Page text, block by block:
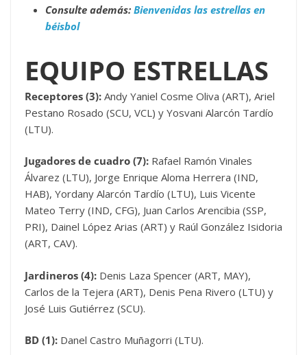
Consulte además: Bienvenidas las estrellas en
béisbol
EQUIPO ESTRELLAS
Receptores (3): Andy Yaniel Cosme Oliva (ART), Ariel
Pestano Rosado (SCU, VCL) y Yosvani Alarcón Tardío
(LTU).
Jugadores de cuadro (7): Rafael Ramón Vinales
Álvarez (LTU), Jorge Enrique Aloma Herrera (IND,
HAB), Yordany Alarcón Tardío (LTU), Luis Vicente
Mateo Terry (IND, CFG), Juan Carlos Arencibia (SSP,
PRI), Dainel López Arias (ART) y Raúl González Isidoria
(ART, CAV).
Jardineros (4): Denis Laza Spencer (ART, MAY),
Carlos de la Tejera (ART), Denis Pena Rivero (LTU) y
José Luis Gutiérrez (SCU).
BD (1): Danel Castro Muñagorri (LTU).